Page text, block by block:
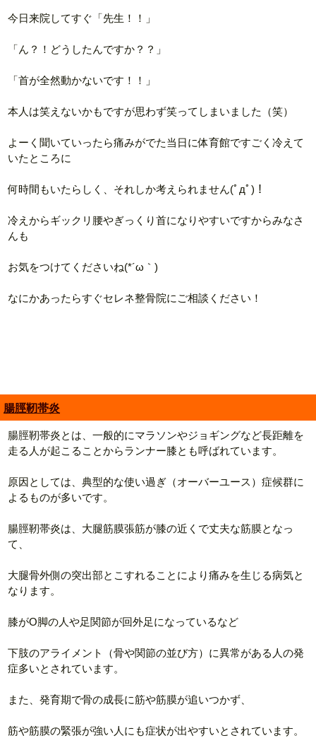
今日来院してすぐ「先生！！」
「ん？！どうしたんですか？？」
「首が全然動かないです！！」
本人は笑えないかもですが思わず笑ってしまいました（笑）
よーく聞いていったら痛みがでた当日に体育館ですごく冷えて
いたところに
何時間もいたらしく、それしか考えられません(ﾟдﾟ)！
冷えからギックリ腰やぎっくり首になりやすいですからみなさ
んも
お気をつけてくださいね(*´ω｀)
なにかあったらすぐセレネ整骨院にご相談ください！
腸脛靭帯炎
腸脛靭帯炎とは、一般的にマラソンやジョギングなど長距離を
走る人が起こることからランナー膝とも呼ばれています。
原因としては、典型的な使い過ぎ（オーバーユース）症候群に
よるものが多いです。
腸脛靭帯炎は、大腿筋膜張筋が膝の近くで丈夫な筋膜となっ
て、
大腿骨外側の突出部とこすれることにより痛みを生じる病気と
なります。
膝がO脚の人や足関節が回外足になっているなど
下肢のアライメント（骨や関節の並び方）に異常がある人の発
症多いとされています。
また、発育期で骨の成長に筋や筋膜が追いつかず、
筋や筋膜の緊張が強い人にも症状が出やすいとされています。